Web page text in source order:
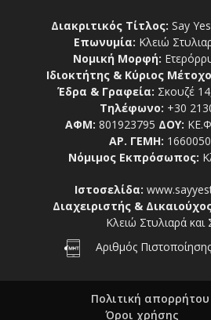
Διακριτικός Τίτλος: Say
Επωνυμία: Κλειώ
Νομική Μορφή:
Ιδιοκτήτης & Κύριος
Έδρα & Γραφεία: Σκουζέ
Τηλέφωνο: +30
ΑΦΜ: 801923795 ΔΟΥ:
ΑΡ. ΓΕΜΗ:
Νόμιμος Εκπρόσωπος:
Ιστοσελίδα:
Διαχειριστής &
Κλειώ Στυλιαρά και
Αριθμός
Πολιτική απορρήτου
Όροι χρήσης